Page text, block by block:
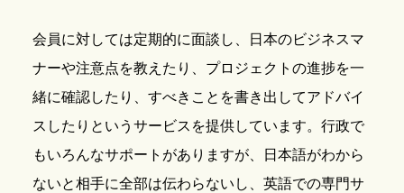
会員に対しては定期的に面談し、日本のビジネスマ
ナーや注意点を教えたり、プロジェクトの進捗を一
緒に確認したり、すべきことを書き出してアドバイ
スしたりというサービスを提供しています。行政で
もいろんなサポートがありますが、日本語がわから
ないと相手に全部は伝わらないし、英語での専門サ